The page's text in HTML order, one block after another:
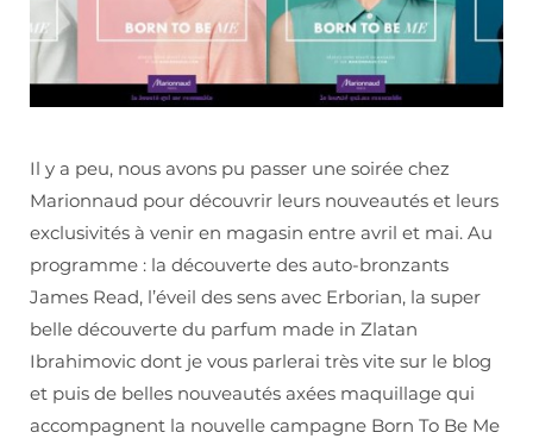
Il y a peu, nous avons pu passer une soirée chez
Marionnaud pour découvrir leurs nouveautés et leurs
exclusivités à venir en magasin entre avril et mai. Au
programme : la découverte des auto-bronzants
James Read, l’éveil des sens avec Erborian, la super
belle découverte du parfum made in Zlatan
Ibrahimovic dont je vous parlerai très vite sur le blog
et puis de belles nouveautés axées maquillage qui
accompagnent la nouvelle campagne Born To Be Me